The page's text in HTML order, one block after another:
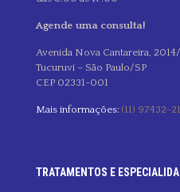
Agende uma consulta!
Avenida Nova Cantareira,
Tucuruvi – São Paulo/SP
CEP 02331-001
Mais informações: (11) 97432-
TRATAMENTOS E